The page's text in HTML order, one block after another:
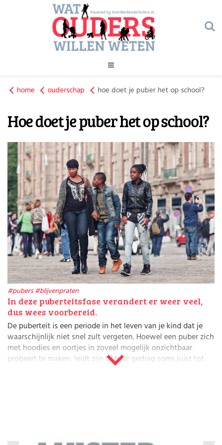
Gezondheid
Kinderopvang
Onderwijs
Opvoeding
Ouderschap
Veiligheid
Verlof
Werk
Geld
Gezondheid
Huishouden
Kinderopvang
Onderwijs
Opvoeding
Ouderschap
Veiligheid
Werk
Onderwijs
home ouderschap hoe doet je puber het op school?
Hoe doet je puber het op school?
#pubers #blijvenpraten
In deze puberteitsfase verandert er weer veel,
dus wees voorbereid.
De puberteit is een periode in het leven van je kind dat je
waarschijnlijk niet snel zult vergeten. Hoewel een puber zich
met hoodies en oortjes in zoveel mogelijk onzichtbaar
probeert te maken, leidt zijn of haar gedrag soms juist tot
de puber ‘doet’ het even niet, maar ondertussen gaat leven